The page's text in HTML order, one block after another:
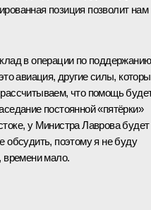
позиция позволит нам
в операции по поддержанию
авиация, другие силы,
что помощь
постоянной «пятёрки»
у Министра Лаврова будет
обсудить, поэтому я не буду
времени мало.